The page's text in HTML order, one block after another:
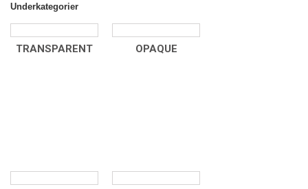
Underkategorier
TRANSPARENT OPAQUE